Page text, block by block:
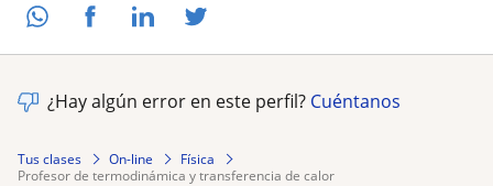
¿Hay algún error en este perfil? Cuéntanos
Tus clases On-line
Física
profesor de termodinámica y transferencia de calor